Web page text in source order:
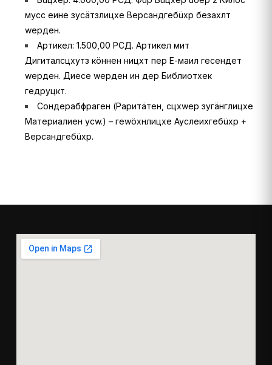
мусс еине зусäтзлицхе Версандгебüхр безахлт
wерден.
Артикел: 1.500,00 РСД. Артикел мит
Дигиталсцхутз кöннен ницхт пер Е-маил гесендет
wерден. Диесе wерден ин дер Библиотхек
гедруцкт.
Сондерабфраген (Раритäтен, сцхwер зугäнглицхе
Материалиен усw.) – геwöхнлицхе Ауслеихгебüхр +
Версандгебüхр.